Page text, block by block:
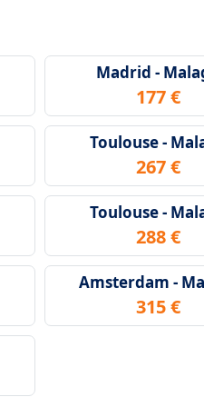
Madrid -
177 €
Toulouse -
267 €
Toulouse -
288 €
Amsterdam -
315 €